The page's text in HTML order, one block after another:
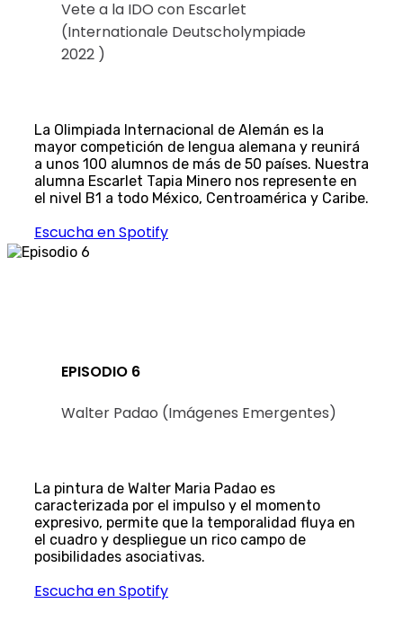
Vete a la IDO con Escarlet
(Internationale Deutscholympiade
2022 )
La Olimpiada Internacional de Alemán es la
mayor competición de lengua alemana y reunirá
a unos 100 alumnos de más de 50 países. Nuestra
alumna Escarlet Tapia Minero nos represente en
el nivel B1 a todo México, Centroamérica y Caribe.
Escucha en Spotify
EPISODIO 6
Walter Padao (Imágenes Emergentes)
La pintura de Walter Maria Padao es
caracterizada por el impulso y el momento
expresivo, permite que la temporalidad fluya en
el cuadro y despliegue un rico campo de
posibilidades asociativas.
Escucha en Spotify